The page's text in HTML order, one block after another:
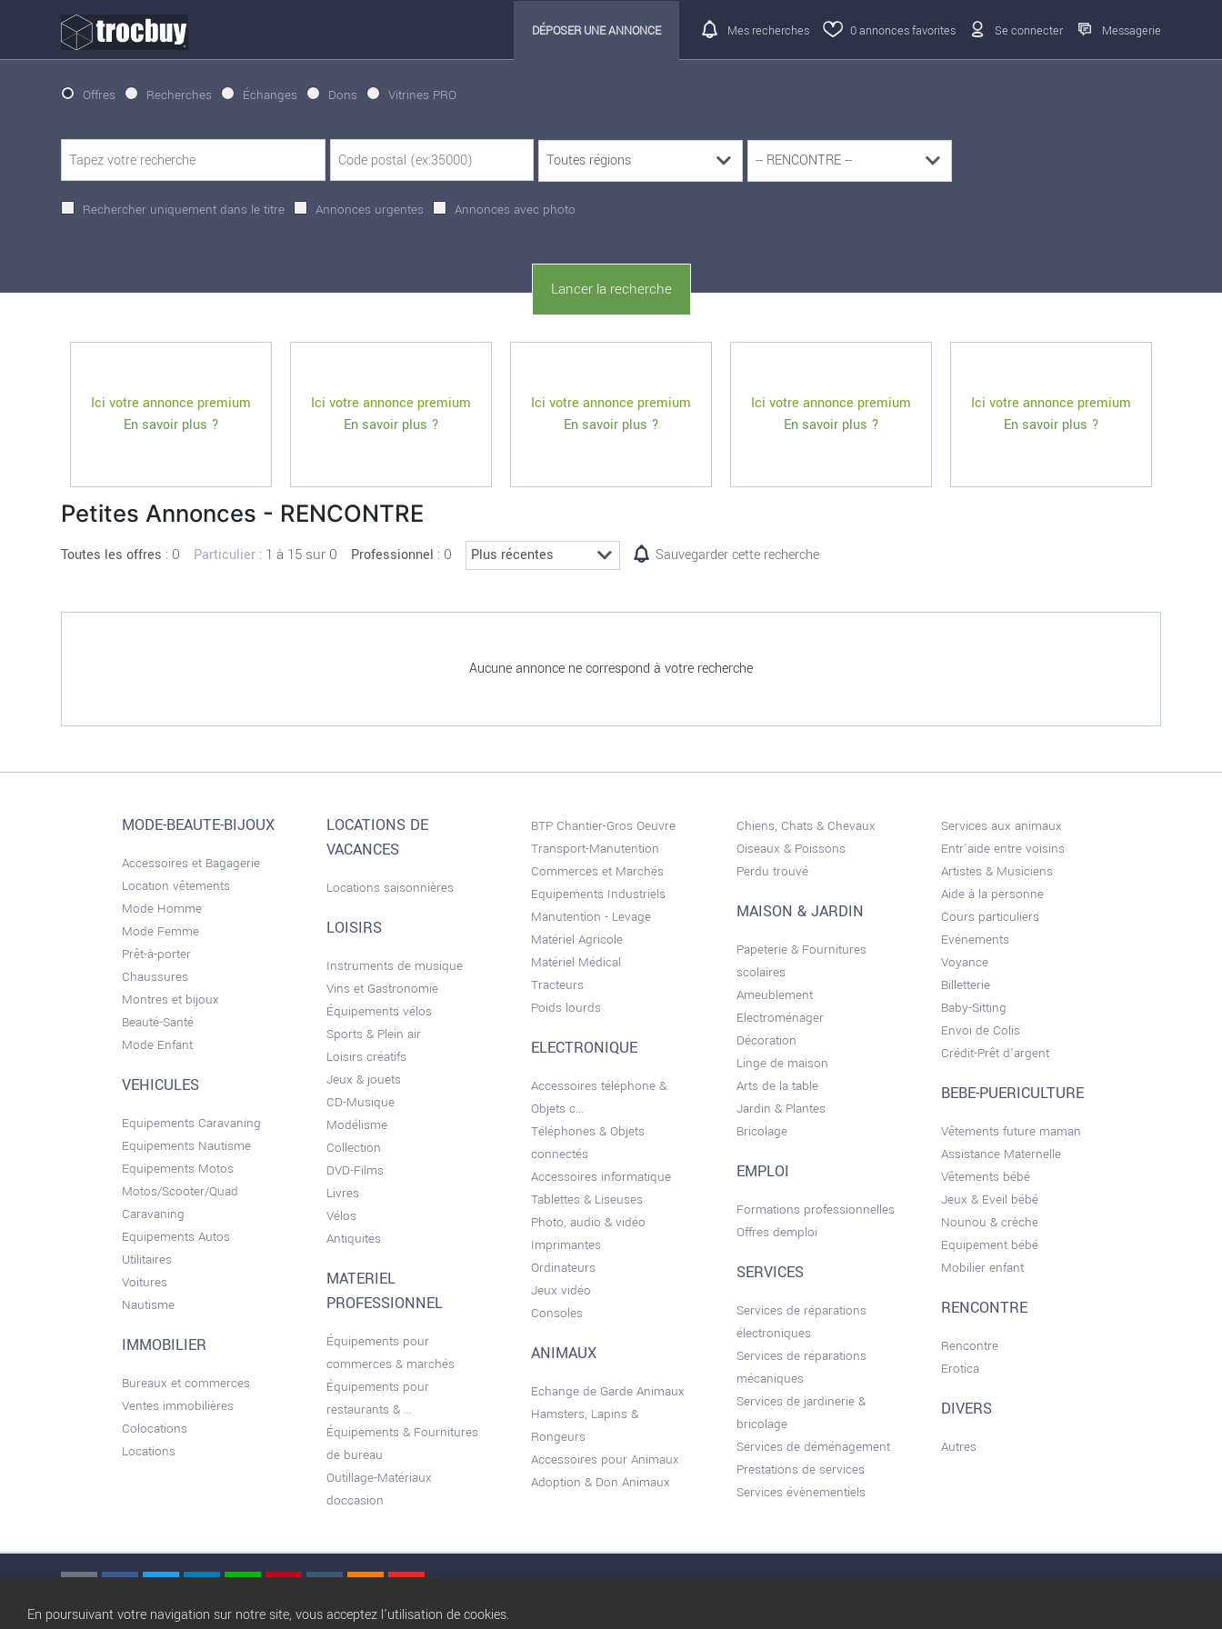
DÉPOSER UNE ANNONCE Mes recherches 0annonces favorites Se connecter Messagerie
Offres Recherches Échanges Dons Vitrines PRO
Rechercher uniquement dans le titre Annonces urgentes Annonces avec photo
Ici votre annonce premium
En savoir plus ?
Ici votre annonce premium
En savoir plus ?
Ici votre annonce premium
En savoir plus ?
Ici votre annonce premium
En savoir plus ?
Ici votre annonce premium
En savoir plus ?
Petites Annonces - RENCONTRE
Toutes les offres : 0 Particulier : 1 à 15 sur 0 Professionnel : 0 Sauvegarder cette recherche
Aucune annonce ne correspond à votre recherche
MODE-BEAUTE-BIJOUX
Accessoires et Bagagerie
Location vêtements
Mode Homme
Mode Femme
Prêt-à-porter
Chaussures
Montres et bijoux
Beauté-Santé
Mode Enfant
VEHICULES
Equipements Caravaning
Equipements Nautisme
Equipements Motos
Motos/Scooter/Quad
Caravaning
Equipements Autos
Utilitaires
Voitures
Nautisme
IMMOBILIER
Bureaux et commerces
Ventes immobilières
Colocations
Locations
LOCATIONS DE
VACANCES
Locations saisonnières
LOISIRS
Instruments de musique
Vins et Gastronomie
Équipements vélos
Sports & Plein air
Loisirs créatifs
Jeux & jouets
CD-Musique
Modélisme
Collection
DVD-Films
Livres
Vélos
Antiquités
MATERIEL
PROFESSIONNEL
Équipements pour
commerces & marchés
Équipements pour
restaurants & ...
Équipements & Fournitures
de bureau
Outillage-Matériaux
doccasion
BTP Chantier-Gros Oeuvre
Transport-Manutention
Commerces et Marchés
Equipements Industriels
Manutention - Levage
Matériel Agricole
Matériel Médical
Tracteurs
Poids lourds
ELECTRONIQUE
Accessoires téléphone &
Objets c...
Téléphones & Objets
connectés
Accessoires informatique
Tablettes & Liseuses
Photo, audio & vidéo
Imprimantes
Ordinateurs
Jeux vidéo
Consoles
ANIMAUX
Echange de Garde Animaux
Hamsters, Lapins &
Rongeurs
Accessoires pour Animaux
Adoption & Don Animaux
Chiens, Chats & Chevaux
Oiseaux & Poissons
Perdu trouvé
MAISON & JARDIN
Papeterie & Fournitures
scolaires
Ameublement
Electroménager
Décoration
Linge de maison
Arts de la table
Jardin & Plantes
Bricolage
EMPLOI
Formations professionnelles
Offres demploi
SERVICES
Services de réparations
électroniques
Services de réparations
mécaniques
Services de jardinerie &
bricolage
Services de déménagement
Prestations de services
Services évènementiels
Services aux animaux
Entr'aide entre voisins
Artistes & Musiciens
Aide à la personne
Cours particuliers
Evénements
Voyance
Billetterie
Baby-Sitting
Envoi de Colis
Crédit-Prêt d'argent
BEBE-PUERICULTURE
Vêtements future maman
Assistance Maternelle
Vêtements bébé
Jeux & Eveil bébé
Nounou & crèche
Equipement bébé
Mobilier enfant
RENCONTRE
Rencontre
Erotica
DIVERS
Autres
En poursuivant votre navigation sur notre site, vous acceptez l'utilisation de cookies.